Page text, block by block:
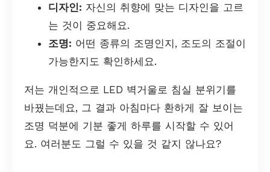
디자인: 자신의 취향에 맞는 디자인을 고르
는 것이 중요해요.
조명: 어떤 종류의 조명인지, 조도의 조절이
가능한지도 확인하세요.
저는 개인적으로 LED 벽거울로 침실 분위기를
바꿨는데요, 그 결과 아침마다 환하게 잘 보이는
조명 덕분에 기분 좋게 하루를 시작할 수 있어
요. 여러분도 그럴 수 있을 것 같지 않나요?